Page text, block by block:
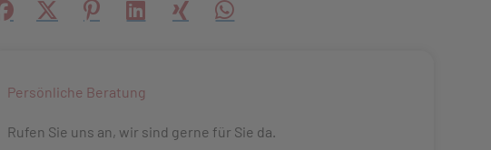
Facebook
X PinterestLinkedInXing WhatsApp
Persönliche Beratung
Rufen Sie uns an, wir sind gerne für Sie da.